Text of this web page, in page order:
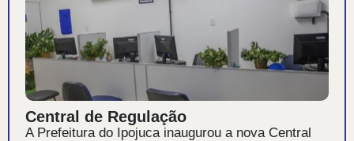
Central de Regulação
A Prefeitura do Ipojuca inaugurou a nova Central